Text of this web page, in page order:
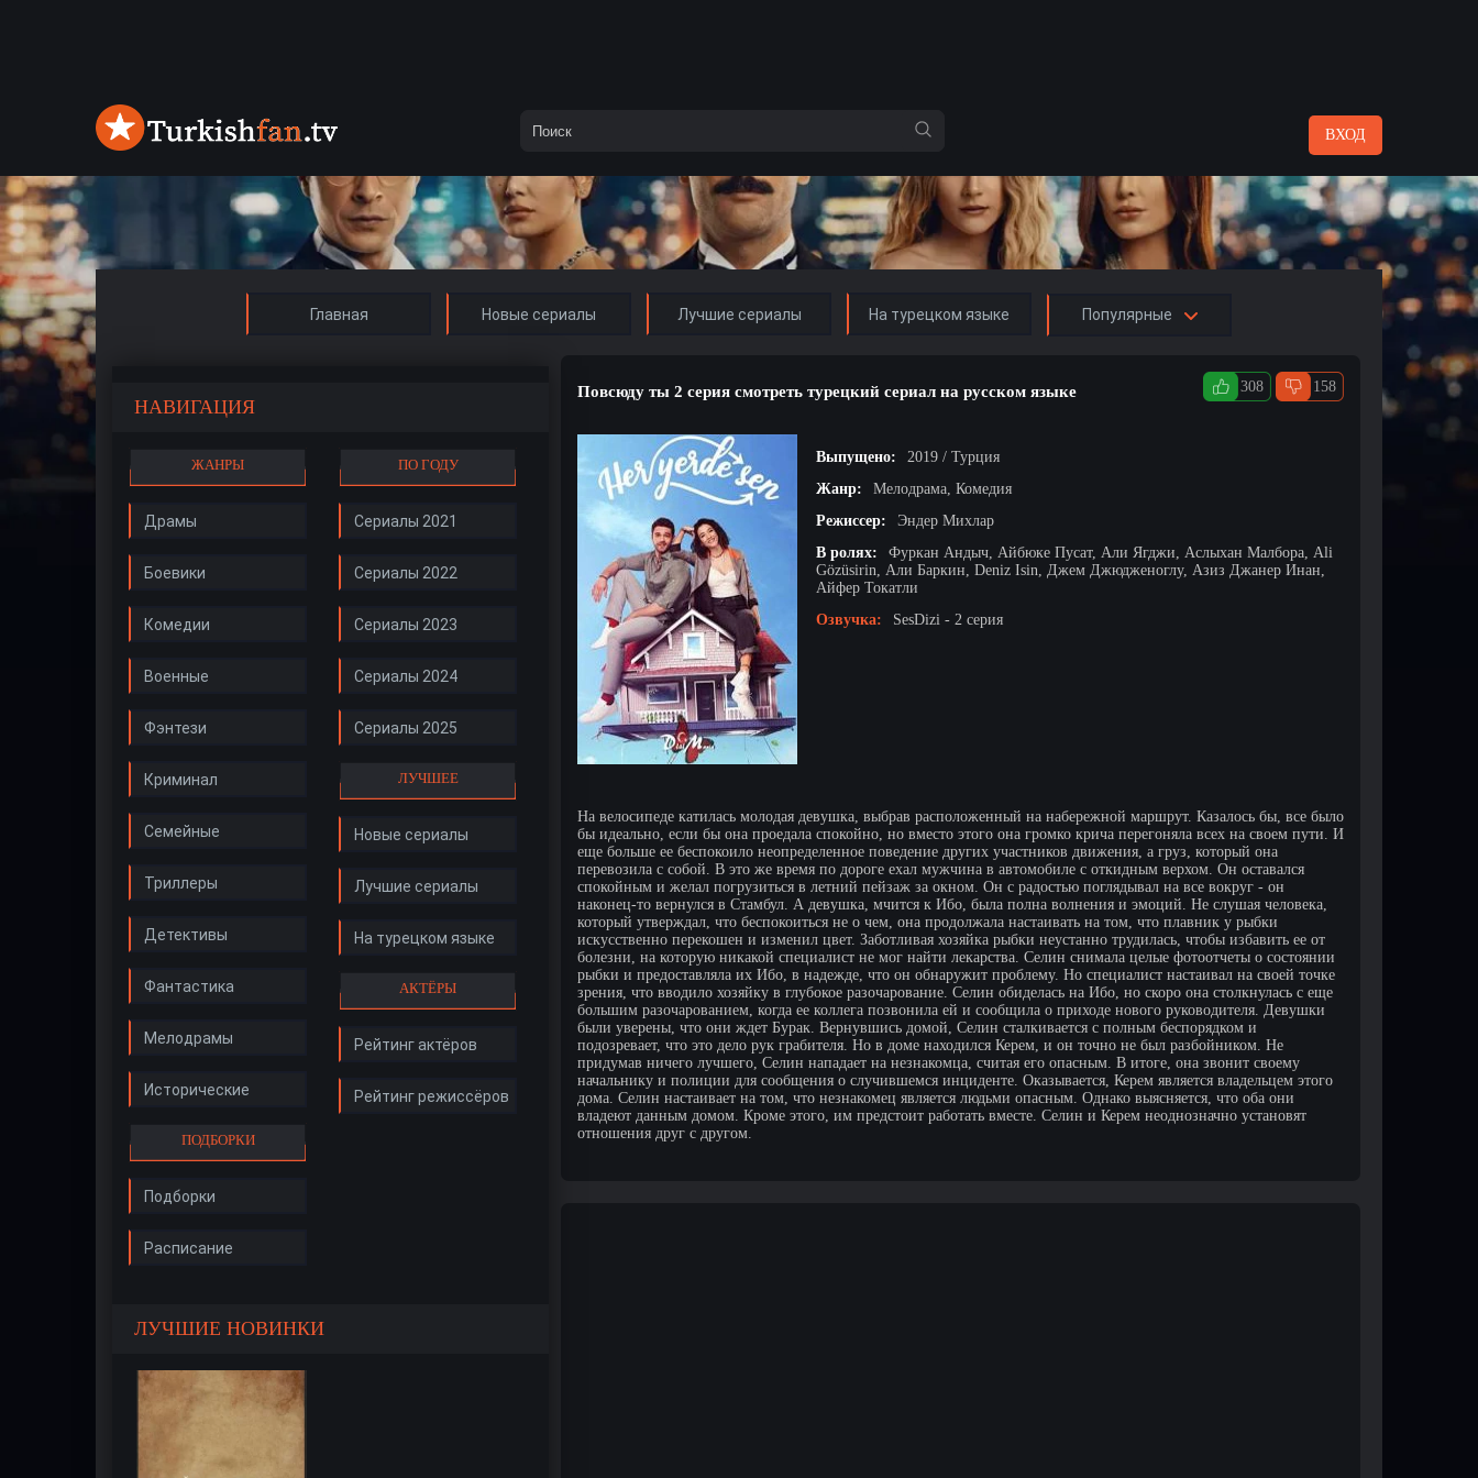
ВХОД
Главная Новые сериалы Лучшие сериалы На турецком языке Популярные
НАВИГАЦИЯ
ЖАНРЫ
Драмы
Боевики
Комедии
Военные
Фэнтези
Криминал
Семейные
Триллеры
Детективы
Фантастика
Мелодрамы
Исторические
ПОДБОРКИ
Подборки
Расписание
ПО ГОДУ
Сериалы 2021
Сериалы 2022
Сериалы 2023
Сериалы 2024
Сериалы 2025
ЛУЧШЕЕ
Новые сериалы
Лучшие сериалы
На турецком языке
АКТЁРЫ
Рейтинг актёров
Рейтинг режиссёров
ЛУЧШИЕ НОВИНКИ
Повсюду ты 2 серия смотреть турецкий сериал на русском языке 308 158
Выпущено:
2019 / Турция
Жанр:
Мелодрама, Комедия
Режиссер:
Эндер Михлар
В ролях:
Фуркан Андыч, Айбюке Пусат, Али Ягджи, Аслыхан Малбора, Ali
Gözüsirin, Али Баркин, Deniz Isin, Джем Джюдженоглу, Азиз Джанер Инан,
Айфер Токатли
Озвучка:
SesDizi - 2 серия
На велосипеде катилась молодая девушка, выбрав расположенный на набережной маршрут. Казалось бы, все было
бы идеально, если бы она проедала спокойно, но вместо этого она громко крича перегоняла всех на своем пути. И
еще больше ее беспокоило неопределенное поведение других участников движения, а груз, который она
перевозила с собой. В это же время по дороге ехал мужчина в автомобиле с откидным верхом. Он оставался
спокойным и желал погрузиться в летний пейзаж за окном. Он с радостью поглядывал на все вокруг - он
наконец-то вернулся в Стамбул. А девушка, мчится к Ибо, была полна волнения и эмоций. Не слушая человека,
который утверждал, что беспокоиться не о чем, она продолжала настаивать на том, что плавник у рыбки
искусственно перекошен и изменил цвет. Заботливая хозяйка рыбки неустанно трудилась, чтобы избавить ее от
болезни, на которую никакой специалист не мог найти лекарства. Селин снимала целые фотоотчеты о состоянии
рыбки и предоставляла их Ибо, в надежде, что он обнаружит проблему. Но специалист настаивал на своей точке
зрения, что вводило хозяйку в глубокое разочарование. Селин обиделась на Ибо, но скоро она столкнулась с еще
большим разочарованием, когда ее коллега позвонила ей и сообщила о приходе нового руководителя. Девушки
были уверены, что они ждет Бурак. Вернувшись домой, Селин сталкивается с полным беспорядком и
подозревает, что это дело рук грабителя. Но в доме находился Керем, и он точно не был разбойником. Не
придумав ничего лучшего, Селин нападает на незнакомца, считая его опасным. В итоге, она звонит своему
начальнику и полиции для сообщения о случившемся инциденте. Оказывается, Керем является владельцем этого
дома. Селин настаивает на том, что незнакомец является людьми опасным. Однако выясняется, что оба они
владеют данным домом. Кроме этого, им предстоит работать вместе. Селин и Керем неоднозначно установят
отношения друг с другом.